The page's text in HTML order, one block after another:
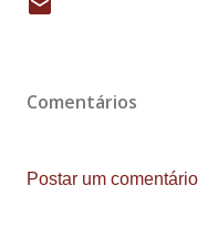
Comentários
Postar um comentário